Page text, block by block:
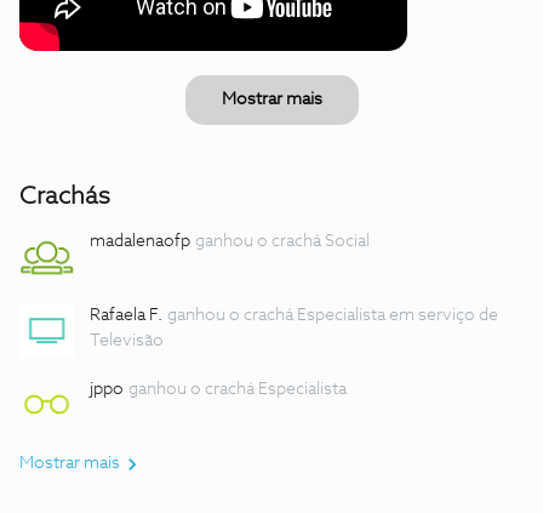
Mostrar mais
Crachás
madalenaofp ganhou o crachá Social
Rafaela F. ganhou o crachá Especialista em serviço de
Televisão
jppo ganhou o crachá Especialista
Mostrar mais